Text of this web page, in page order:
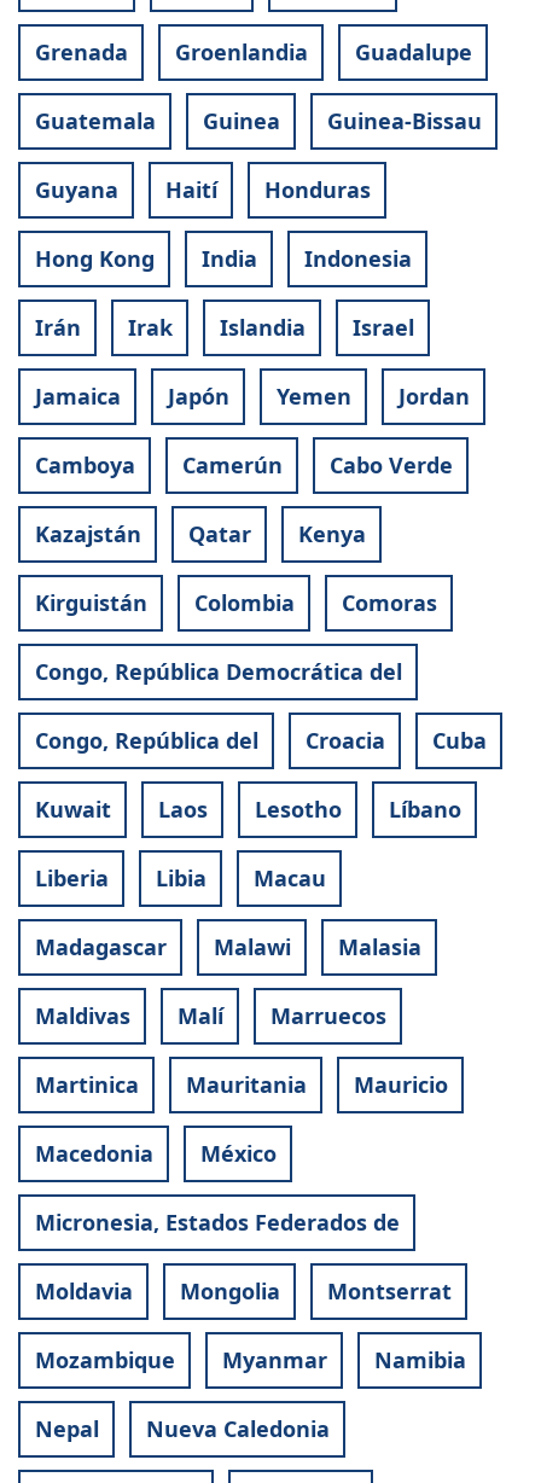
Grenada Groenlandia Guadalupe
Guatemala Guinea Guinea-Bissau
Guyana Haití Honduras
Hong Kong India Indonesia
Irán Irak Islandia Israel
Jamaica Japón Yemen Jordan
Camboya Camerún Cabo Verde
Kazajstán Qatar Kenya
Kirguistán Colombia Comoras
Congo, República Democrática del
Congo, República del Croacia Cuba
Kuwait Laos Lesotho Líbano
Liberia Libia Macau
Madagascar Malawi Malasia
Maldivas Malí Marruecos
Martinica Mauritania Mauricio
Macedonia México
Micronesia, Estados Federados de
Moldavia Mongolia Montserrat
Mozambique Myanmar Namibia
Nepal Nueva Caledonia